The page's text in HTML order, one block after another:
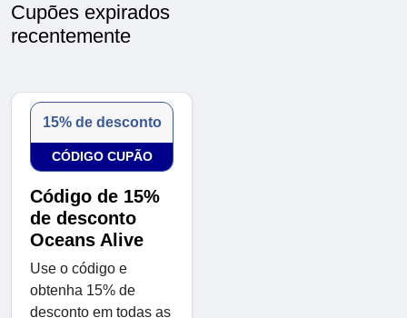
Cupões expirados
recentemente
15% de desconto
CÓDIGO CUPÃO
Código de 15%
de desconto
Oceans Alive
Use o código e
obtenha 15% de
desconto em todas as